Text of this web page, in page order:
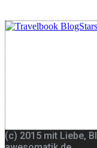
(c) 2015 mit Liebe,